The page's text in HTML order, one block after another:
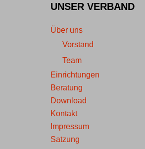
UNSER VERBAND
Über uns
Vorstand
Team
Einrichtungen
Beratung
Download
Kontakt
Impressum
Satzung